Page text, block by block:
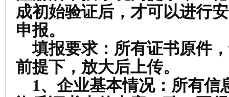
成初始验证后，才可以进行
申报。
填报要求：所有证书原件
前提下，放大后上传。
1、企业基本情况： 所有信